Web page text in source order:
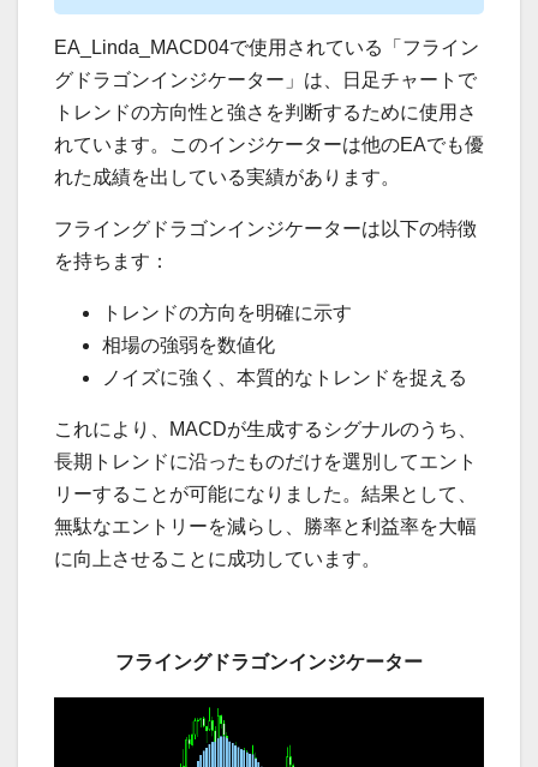
EA_Linda_MACD04で使用されている「フライン
グドラゴンインジケーター」は、日足チャートで
トレンドの方向性と強さを判断するために使用さ
れています。このインジケーターは他のEAでも優
れた成績を出している実績があります。
フライングドラゴンインジケーターは以下の特徴
を持ちます：
トレンドの方向を明確に示す
相場の強弱を数値化
ノイズに強く、本質的なトレンドを捉える
これにより、MACDが生成するシグナルのうち、
長期トレンドに沿ったものだけを選別してエント
リーすることが可能になりました。結果として、
無駄なエントリーを減らし、勝率と利益率を大幅
に向上させることに成功しています。
フライングドラゴンインジケーター